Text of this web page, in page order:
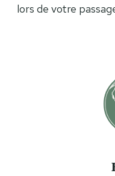
lors de votre